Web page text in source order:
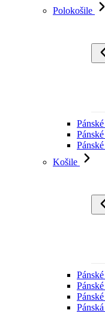
Polokošile
Košile